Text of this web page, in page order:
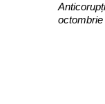
octombrie